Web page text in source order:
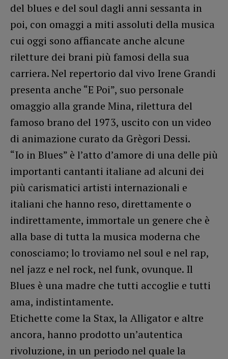
del blues e del soul dagli anni sessanta in
poi, con omaggi a miti assoluti della musica
cui oggi sono affiancate anche alcune
riletture dei brani più famosi della sua
carriera. Nel repertorio dal vivo Irene Grandi
presenta anche “E Poi”, suo personale
omaggio alla grande Mina, rilettura del
famoso brano del 1973, uscito con un video
di animazione curato da Grègori Dessi.
“Io in Blues” è l’atto d’amore di una delle più
importanti cantanti italiane ad alcuni dei
più carismatici artisti internazionali e
italiani che hanno reso, direttamente o
indirettamente, immortale un genere che è
alla base di tutta la musica moderna che
conosciamo; lo troviamo nel soul e nel rap,
nel jazz e nel rock, nel funk, ovunque. Il
Blues è una madre che tutti accoglie e tutti
ama, indistintamente.
Etichette come la Stax, la Alligator e altre
ancora, hanno prodotto un’autentica
rivoluzione, in un periodo nel quale la